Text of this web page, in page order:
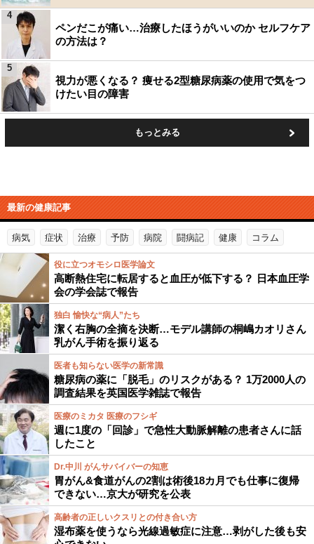
ペンだこが痛い…治療したほうがいいのか セルフケア
の方法は？
4
視力が悪くなる？ 痩せる2型糖尿病薬の使用で気をつ
けたい目の障害
5
もっとみる
最新の健康記事
病気 症状 治療 予防 病院 闘病記 健康 コラム
役に立つオモシロ医学論文
高断熱住宅に転居すると血圧が低下する？ 日本血圧学
会の学会誌で報告
独白 愉快な“病人”たち
潔く右胸の全摘を決断…モデル講師の桐嶋カオリさん
乳がん手術を振り返る
医者も知らない医学の新常識
糖尿病の薬に「脱毛」のリスクがある？ 1万2000人の
調査結果を英国医学雑誌で報告
医療のミカタ 医療のフシギ
週に1度の「回診」で急性大動脈解離の患者さんに話
したこと
Dr.中川 がんサバイバーの知恵
胃がん&食道がんの2割は術後18カ月でも仕事に復帰
できない…京大が研究を公表
高齢者の正しいクスリとの付き合い方
湿布薬を使うなら光線過敏症に注意…剥がした後も安